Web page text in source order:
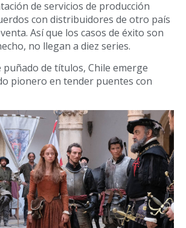
de servicios de producción
con distribuidores de otro país
Así que los casos de éxito son
no llegan a diez series.
de títulos, Chile emerge
pionero en tender puentes con